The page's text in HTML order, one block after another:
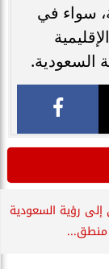
سواء في
السعودية.
رؤية السعودية